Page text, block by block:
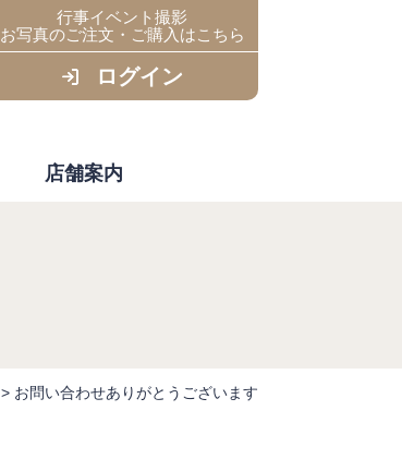
行事イベント撮影
お写真のご注文・ご購入はこちら
ログイン
店舗案内
> お問い合わせありがとうございます